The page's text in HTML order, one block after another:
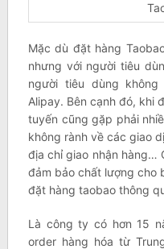
Mặc dù đặt hàng
nhưng với người tiêu
người tiêu dùng
Alipay. Bên cạnh đó, khi
tuyến cũng gặp phải
không rành về các giao
địa chỉ giao nhận hàng…
đảm bảo chất lượng cho
đặt hàng taobao thông
Là công ty có hơn 15
order hàng hóa từ